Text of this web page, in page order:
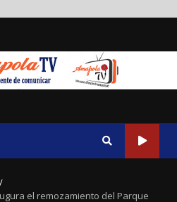
el remozamiento del Parque